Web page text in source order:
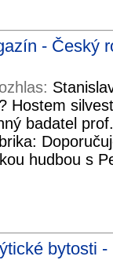
- Český
Hostem
badatel
hudbou s
bytosti